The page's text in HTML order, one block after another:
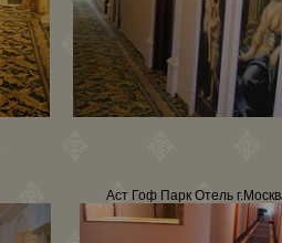
Аст Гоф Парк Отель